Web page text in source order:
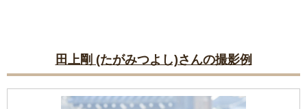
田上剛 (たがみつよし)さんの撮影例